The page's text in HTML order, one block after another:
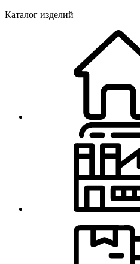
Каталог изделий